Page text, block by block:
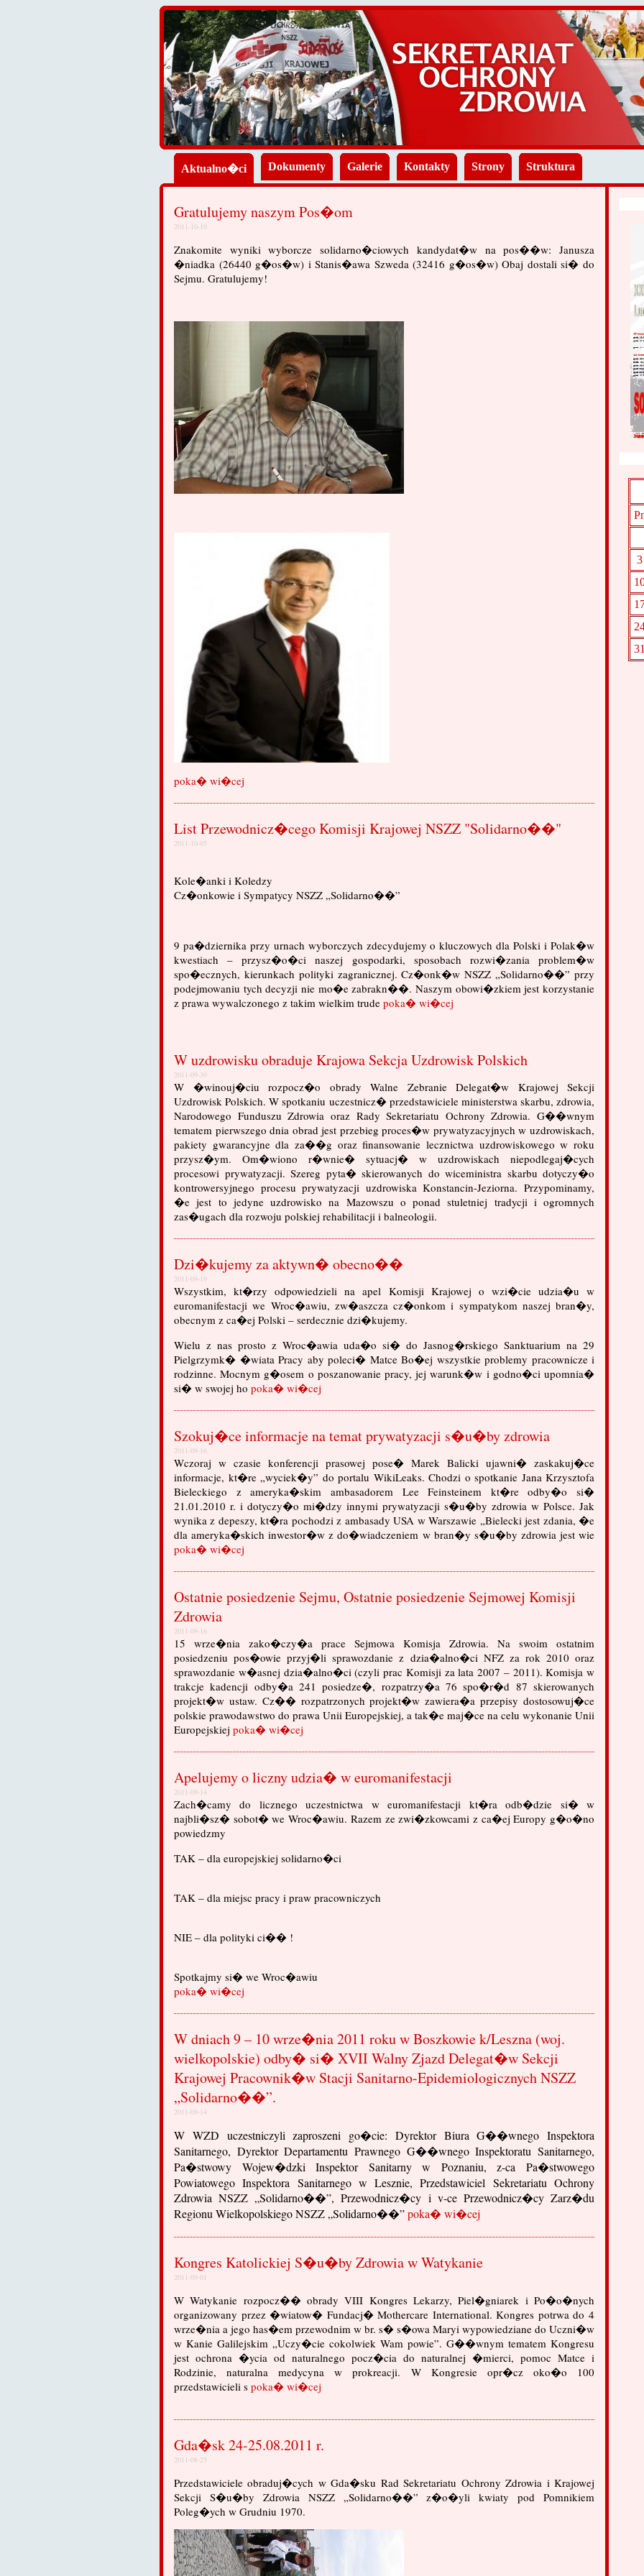
Aktualno�ci Dokumenty Galerie Kontakty Strony Struktura
Gratulujemy naszym Pos�om
2011-10-10
Znakomite wyniki wyborcze solidarno�ciowych kandydat�w na pos��w: Janusza
�niadka (26440 g�os�w) i Stanis�awa Szweda (32416 g�os�w) Obaj dostali si� do
Sejmu. Gratulujemy!
poka� wi�cej
List Przewodnicz�cego Komisji Krajowej NSZZ "Solidarno��"
2011-10-05
Kole�anki i Koledzy
Cz�onkowie i Sympatycy NSZZ „Solidarno��”
9 pa�dziernika przy urnach wyborczych zdecydujemy o kluczowych dla Polski i Polak�w
kwestiach – przysz�o�ci naszej gospodarki, sposobach rozwi�zania problem�w
spo�ecznych, kierunkach polityki zagranicznej. Cz�onk�w NSZZ „Solidarno��” przy
podejmowaniu tych decyzji nie mo�e zabrakn��. Naszym obowi�zkiem jest korzystanie
z prawa wywalczonego z takim wielkim trude poka� wi�cej
W uzdrowisku obraduje Krajowa Sekcja Uzdrowisk Polskich
2011-09-30
W �winouj�ciu rozpocz�o obrady Walne Zebranie Delegat�w Krajowej Sekcji
Uzdrowisk Polskich. W spotkaniu uczestnicz� przedstawiciele ministerstwa skarbu, zdrowia,
Narodowego Funduszu Zdrowia oraz Rady Sekretariatu Ochrony Zdrowia. G��wnym
tematem pierwszego dnia obrad jest przebieg proces�w prywatyzacyjnych w uzdrowiskach,
pakiety gwarancyjne dla za��g oraz finansowanie lecznictwa uzdrowiskowego w roku
przysz�ym. Om�wiono r�wnie� sytuacj� w uzdrowiskach niepodlegaj�cych
procesowi prywatyzacji. Szereg pyta� skierowanych do wiceministra skarbu dotyczy�o
kontrowersyjnego procesu prywatyzacji uzdrowiska Konstancin-Jeziorna. Przypominamy,
�e jest to jedyne uzdrowisko na Mazowszu o ponad stuletniej tradycji i ogromnych
zas�ugach dla rozwoju polskiej rehabilitacji i balneologii.
Dzi�kujemy za aktywn� obecno��
2011-09-19
Wszystkim, kt�rzy odpowiedzieli na apel Komisji Krajowej o wzi�cie udzia�u w
euromanifestacji we Wroc�awiu, zw�aszcza cz�onkom i sympatykom naszej bran�y,
obecnym z ca�ej Polski – serdecznie dzi�kujemy.
Wielu z nas prosto z Wroc�awia uda�o si� do Jasnog�rskiego Sanktuarium na 29
Pielgrzymk� �wiata Pracy aby poleci� Matce Bo�ej wszystkie problemy pracownicze i
rodzinne. Mocnym g�osem o poszanowanie pracy, jej warunk�w i godno�ci upomnia�
si� w swojej ho poka� wi�cej
Szokuj�ce informacje na temat prywatyzacji s�u�by zdrowia
2011-09-16
Wczoraj w czasie konferencji prasowej pose� Marek Balicki ujawni� zaskakuj�ce
informacje, kt�re „wyciek�y” do portalu WikiLeaks. Chodzi o spotkanie Jana Krzysztofa
Bieleckiego z ameryka�skim ambasadorem Lee Feinsteinem kt�re odby�o si�
21.01.2010 r. i dotyczy�o mi�dzy innymi prywatyzacji s�u�by zdrowia w Polsce. Jak
wynika z depeszy, kt�ra pochodzi z ambasady USA w Warszawie „Bielecki jest zdania, �e
dla ameryka�skich inwestor�w z do�wiadczeniem w bran�y s�u�by zdrowia jest wie
poka� wi�cej
Ostatnie posiedzenie Sejmu, Ostatnie posiedzenie Sejmowej Komisji
Zdrowia
2011-09-16
15 wrze�nia zako�czy�a prace Sejmowa Komisja Zdrowia. Na swoim ostatnim
posiedzeniu pos�owie przyj�li sprawozdanie z dzia�alno�ci NFZ za rok 2010 oraz
sprawozdanie w�asnej dzia�alno�ci (czyli prac Komisji za lata 2007 – 2011). Komisja w
trakcje kadencji odby�a 241 posiedze�, rozpatrzy�a 76 spo�r�d 87 skierowanych
projekt�w ustaw. Cz�� rozpatrzonych projekt�w zawiera�a przepisy dostosowuj�ce
polskie prawodawstwo do prawa Unii Europejskiej, a tak�e maj�ce na celu wykonanie Unii
Europejskiej poka� wi�cej
Apelujemy o liczny udzia� w euromanifestacji
2011-09-14
Zach�camy do licznego uczestnictwa w euromanifestacji kt�ra odb�dzie si� w
najbli�sz� sobot� we Wroc�awiu. Razem ze zwi�zkowcami z ca�ej Europy g�o�no
powiedzmy
TAK – dla europejskiej solidarno�ci
TAK – dla miejsc pracy i praw pracowniczych
NIE – dla polityki ci�� !
Spotkajmy si� we Wroc�awiu
poka� wi�cej
W dniach 9 – 10 wrze�nia 2011 roku w Boszkowie k/Leszna (woj.
wielkopolskie) odby� si� XVII Walny Zjazd Delegat�w Sekcji
Krajowej Pracownik�w Stacji Sanitarno-Epidemiologicznych NSZZ
„Solidarno��”.
2011-09-14
W WZD uczestniczyli zaproszeni go�cie: Dyrektor Biura G��wnego Inspektora
Sanitarnego, Dyrektor Departamentu Prawnego G��wnego Inspektoratu Sanitarnego,
Pa�stwowy Wojew�dzki Inspektor Sanitarny w Poznaniu, z-ca Pa�stwowego
Powiatowego Inspektora Sanitarnego w Lesznie, Przedstawiciel Sekretariatu Ochrony
Zdrowia NSZZ „Solidarno��”, Przewodnicz�cy i v-ce Przewodnicz�cy Zarz�du
Regionu Wielkopolskiego NSZZ „Solidarno��”poka� wi�cej
Kongres Katolickiej S�u�by Zdrowia w Watykanie
2011-09-01
W Watykanie rozpocz�� obrady VIII Kongres Lekarzy, Piel�gniarek i Po�o�nych
organizowany przez �wiatow� Fundacj� Mothercare International. Kongres potrwa do 4
wrze�nia a jego has�em przewodnim w br. s� s�owa Maryi wypowiedziane do Uczni�w
w Kanie Galilejskim „Uczy�cie cokolwiek Wam powie”. G��wnym tematem Kongresu
jest ochrona �ycia od naturalnego pocz�cia do naturalnej �mierci, pomoc Matce i
Rodzinie, naturalna medycyna w prokreacji. W Kongresie opr�cz oko�o 100
przedstawicieli s poka� wi�cej
Gda�sk 24-25.08.2011 r.
2011-08-25
Przedstawiciele obraduj�cych w Gda�sku Rad Sekretariatu Ochrony Zdrowia i Krajowej
Sekcji S�u�by Zdrowia NSZZ „Solidarno��” z�o�yli kwiaty pod Pomnikiem
Poleg�ych w Grudniu 1970.
3